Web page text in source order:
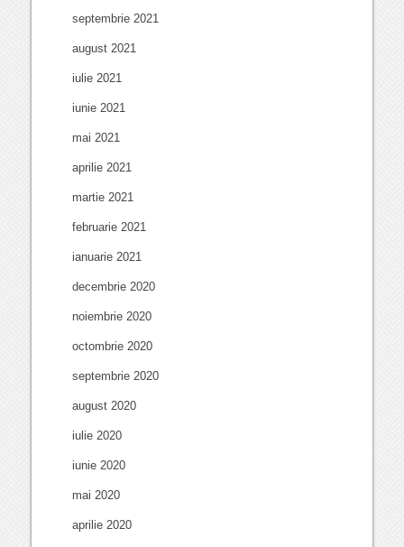
septembrie 2021
august 2021
iulie 2021
iunie 2021
mai 2021
aprilie 2021
martie 2021
februarie 2021
ianuarie 2021
decembrie 2020
noiembrie 2020
octombrie 2020
septembrie 2020
august 2020
iulie 2020
iunie 2020
mai 2020
aprilie 2020